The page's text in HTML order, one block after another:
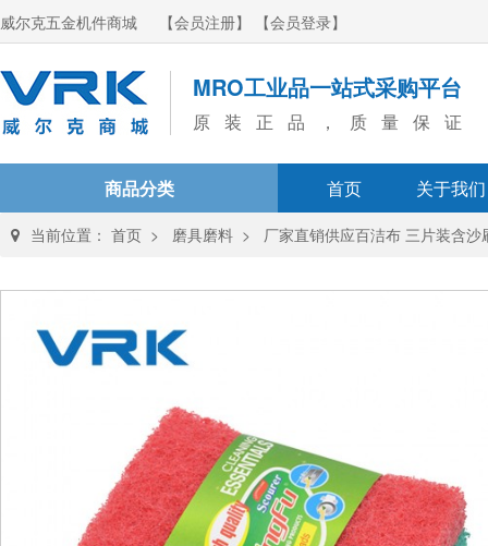
威尔克五金机件商城 【会员注册】 【会员登录】
MRO工业品一站式采购平台
原装正品，质量保证
商品分类 首页 关于我们
当前位置： 首页 > 磨具磨料 > 厂家直销供应百洁布 三片装含